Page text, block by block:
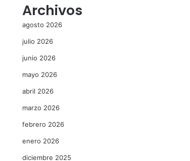
Archivos
agosto 2026
julio 2026
junio 2026
mayo 2026
abril 2026
marzo 2026
febrero 2026
enero 2026
diciembre 2025